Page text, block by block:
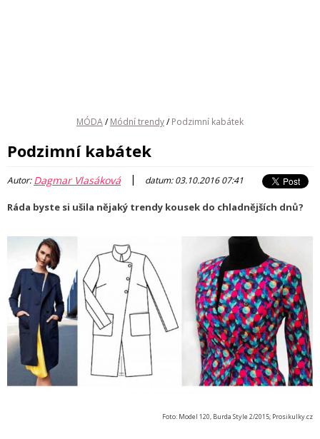
MÓDA/ Módní trendy/ Podzimní kabátek
Podzimní kabátek
Autor:Dagmar Vlasáková | datum: 03.10.2016 07:41
Ráda byste si ušila nějaký trendy kousek do chladnějších dnů?
Foto: Model 120, Burda Style 2/2015; Prosikulky.cz